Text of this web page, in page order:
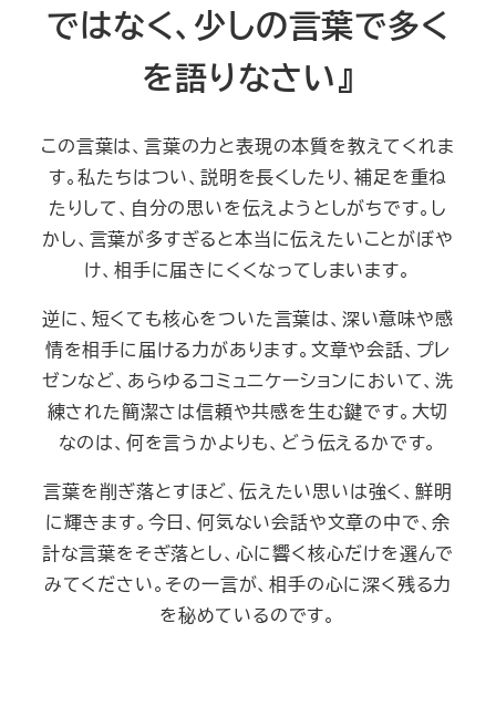
ではなく、少しの言葉で多く
を語りなさい』
この言葉は、言葉の力と表現の本質を教えてくれま
す。私たちはつい、説明を長くしたり、補足を重ね
たりして、自分の思いを伝えようとしがちです。し
かし、言葉が多すぎると本当に伝えたいことがぼや
け、相手に届きにくくなってしまいます。
逆に、短くても核心をついた言葉は、深い意味や感
情を相手に届ける力があります。文章や会話、プレ
ゼンなど、あらゆるコミュニケーションにおいて、洗
練された簡潔さは信頼や共感を生む鍵です。大切
なのは、何を言うかよりも、どう伝えるかです。
言葉を削ぎ落とすほど、伝えたい思いは強く、鮮明
に輝きます。今日、何気ない会話や文章の中で、余
計な言葉をそぎ落とし、心に響く核心だけを選んで
みてください。その一言が、相手の心に深く残る力
を秘めているのです。